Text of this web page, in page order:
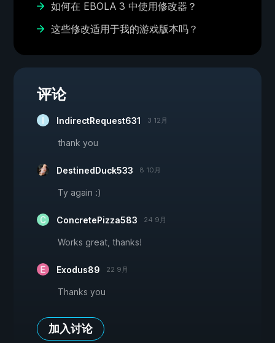
如何在 EBOLA 3 中使用修改器？
这些修改适用于我的游戏版本吗？
评论
IndirectRequest631 3 12月
thank you
DestinedDuck533 8 10月
Ty again :)
ConcretePizza583 24 9月
Works great, thanks!
Exodus89 22 9月
Thanks you
加入讨论